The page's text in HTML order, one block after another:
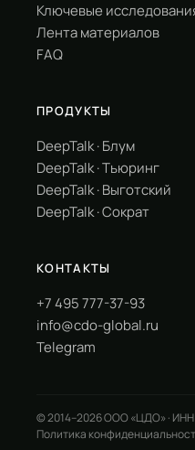
Ключевые
Лента материалов
FAQ
ПРОДУКТЫ
DeepTalk · Блум
DeepTalk · Тьюринг
DeepTalk · Выготский
DeepTalk · Сократ
КОНТАКТЫ
+7 495 777-37-93
info@cdo-global.ru
Telegram
© 2014–2026 ООО «ЦДО» · ИНН
Политика